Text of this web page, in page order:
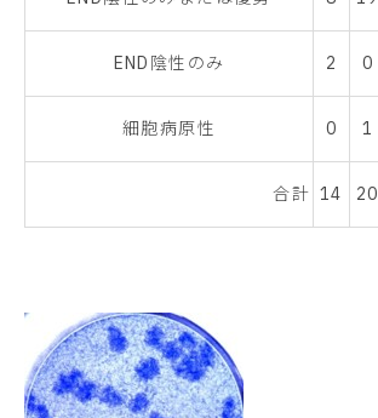
END陰性のみ 2 0
細胞病原性 0 1
合計 14 20